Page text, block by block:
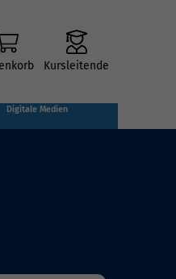
Kursleitende
Digitale Medien